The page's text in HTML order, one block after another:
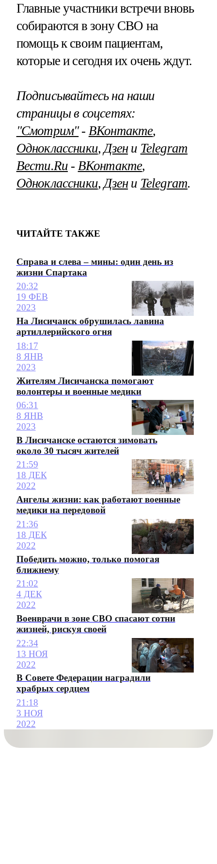
Главные участники встречи вновь
собираются в зону СВО на
помощь к своим пациентам,
которые и сегодня их очень ждут.
Подписывайтесь на наши
страницы в соцсетях:
"Смотрим"‐ ВКонтакте,
Одноклассники, Дзени Telegram
Вести.Ru ‐ ВКонтакте,
Одноклассники, Дзени Telegram.
ЧИТАЙТЕ ТАКЖЕ
Справа и слева – мины: один день из
жизни Спартака
20:32
19 ФЕВ
2023
На Лисичанск обрушилась лавина
артиллерийского огня
18:17
8 ЯНВ
2023
Жителям Лисичанска помогают
волонтеры и военные медики
06:31
8 ЯНВ
2023
В Лисичанске остаются зимовать
около 30 тысяч жителей
21:59
18 ДЕК
2022
Ангелы жизни: как работают военные
медики на передовой
21:36
18 ДЕК
2022
Победить можно, только помогая
ближнему
21:02
4 ДЕК
2022
Военврачи в зоне СВО спасают сотни
жизней, рискуя своей
22:34
13 НОЯ
2022
В Совете Федерации наградили
храбрых сердцем
21:18
3 НОЯ
2022